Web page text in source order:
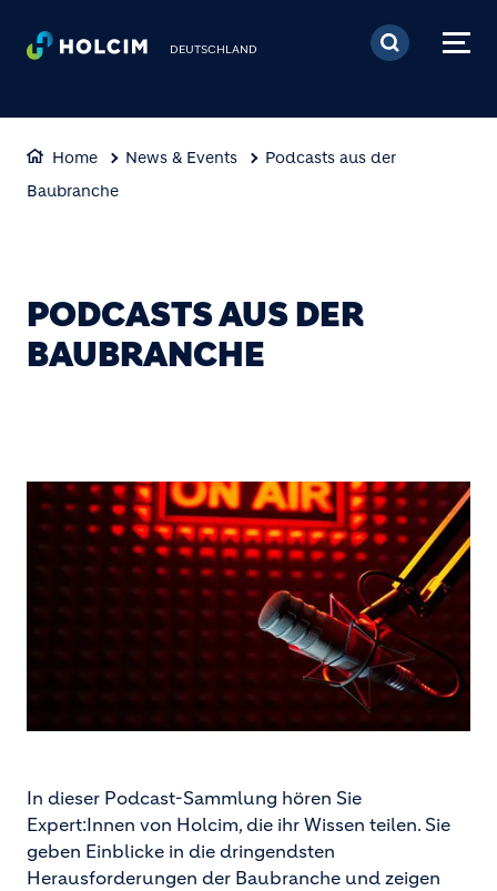
Direkt zum Inhalt
DEUTSCHLAND
Home News & Events
Podcasts aus der
Baubranche
PODCASTS AUS DER
BAUBRANCHE
In dieser Podcast-Sammlung hören Sie
Expert:Innen von Holcim, die ihr Wissen teilen. Sie
geben Einblicke in die dringendsten
Herausforderungen der Baubranche und zeigen